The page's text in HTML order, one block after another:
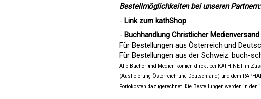
Bestellmöglichkeiten bei unseren Partnern:
- Link zum kathShop
- Buchhandlung Christlicher
Für Bestellungen aus Österreich und
Für Bestellungen aus der Schweiz: buch-
Alle Bücher und Medien können direkt bei KATH.NET in
(Auslieferung Österreich und Deutschland) und dem
Portokosten dazugerechnet. Die Bestellungen werden in